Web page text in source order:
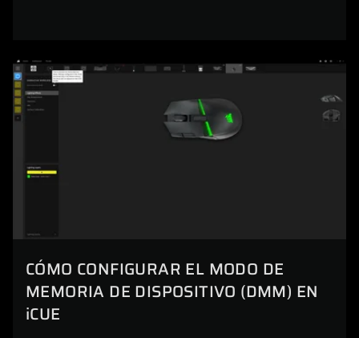
CÓMO CONFIGURAR EL MODO DE
MEMORIA DE DISPOSITIVO (DMM) EN
iCUE